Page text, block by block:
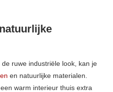
ruwe industriële look, kan je
en natuurlijke materialen.
warm interieur thuis extra